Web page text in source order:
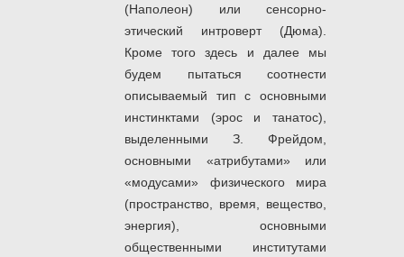
(Наполеон) или сенсорно-
этический интроверт (Дюма).
Кроме того здесь и далее мы
будем пытаться соотнести
описываемый тип с основными
инстинктами (эрос и танатос),
выделенными З. Фрейдом,
основными «атрибутами» или
«модусами» физического мира
(пространство, время, вещество,
энергия), основными
общественными институтами